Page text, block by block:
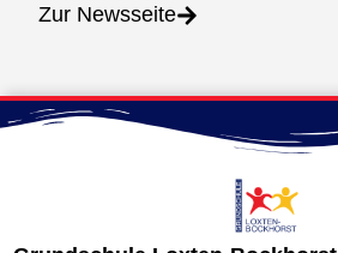
Zur Newsseite